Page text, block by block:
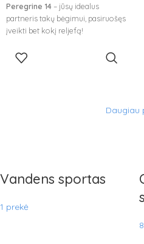
Peregrine 14 – jūsų idealus
partneris takų bėgimui, pasiruošęs
įveikti bet kokį reljefą!
Daugiau
Vandens sportas
1 prekė